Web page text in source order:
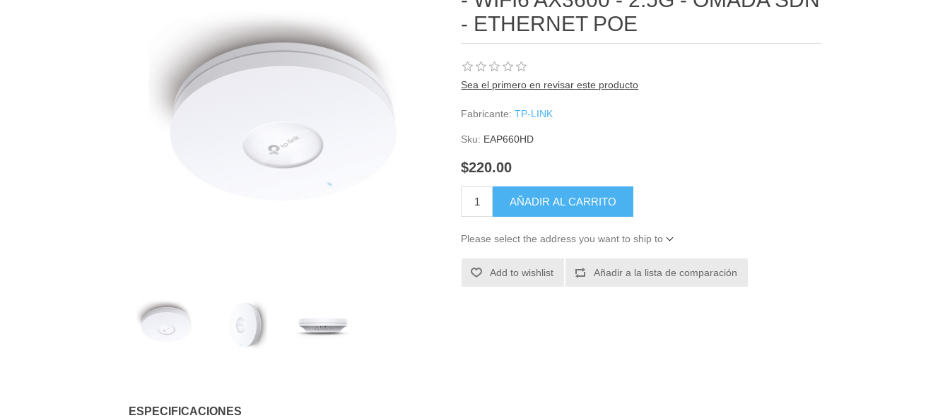
- ETHERNET POE
Sea el primero en revisar este producto
Fabricante: TP-LINK
Sku: EAP660HD
$220.00
AÑADIR AL CARRITO
Please select the address you want to ship to
Add to wishlist Añadir a la lista de comparación
ESPECIFICACIONES